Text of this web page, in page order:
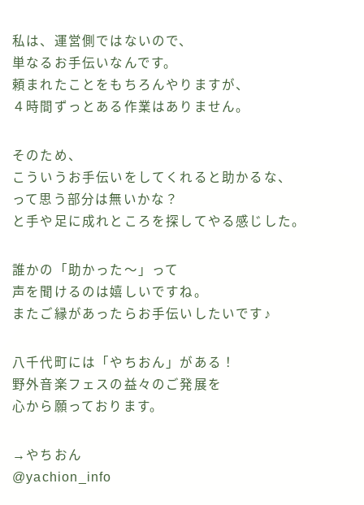
私は、運営側ではないので、
単なるお手伝いなんです。
頼まれたことをもちろんやりますが、
４時間ずっとある作業はありません。
そのため、
こういうお手伝いをしてくれると助かるな、
って思う部分は無いかな？
と手や足に成れところを探してやる感じした。
誰かの「助かった〜」って
声を聞けるのは嬉しいですね。
またご縁があったらお手伝いしたいです♪
八千代町には「やちおん」がある！
野外音楽フェスの益々のご発展を
心から願っております。
→やちおん
@yachion_info